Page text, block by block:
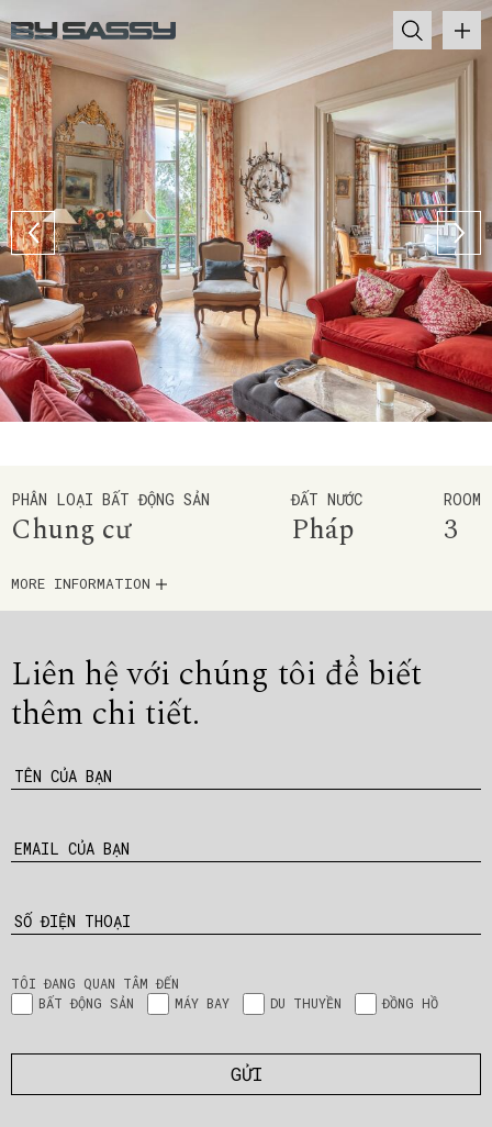
PHÂN LOẠI BẤT ĐỘNG SẢN
Chung cư
ĐẤT NƯỚC
Pháp
ROOM
3
MORE INFORMATION
Liên hệ với chúng tôi để biết
thêm chi tiết.
TÊN CỦA BẠN
EMAIL CỦA BẠN
SỐ ĐIỆN THOẠI
TÔI ĐANG QUAN TÂM ĐẾN
BẤT ĐỘNG SẢN
MÁY BAY DU THUYỀN ĐỒNG HỒ